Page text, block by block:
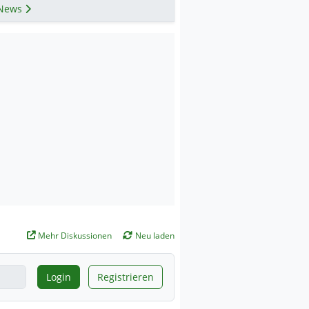
Mehr Diskussionen Neu laden
Login Registrieren